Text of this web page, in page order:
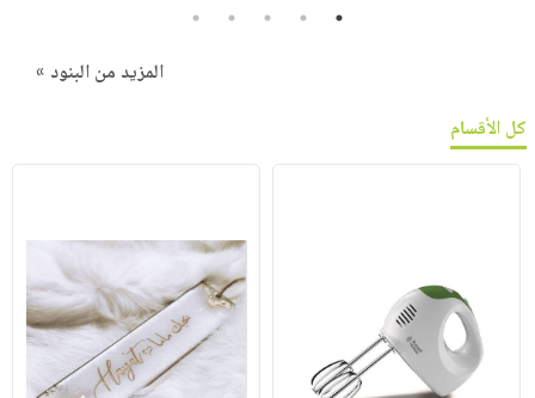
1
2
3
4
5
المزيد من البنود »
كل الأقسام